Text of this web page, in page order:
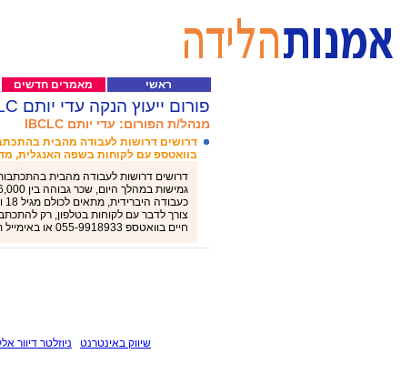
מאמרים חדשים ראשי
פורום ייעוץ הנקה עדי יותם IBCLC
מנהל/ת הפורום: עדי יותם IBCLC
דרושים דרושות לעבודה מהבית
בוואטספ עם לקוחות בשפה האנגלית,
דרושים דרושות לעבודה מהבית
צורך לדבר עם לקוחות בטלפון, רק
חיים בוואטספ 055-9918933 או באימייל allwhatyouneed2024@gmail.com
שיווק באינטרנט ניוזלטר דיוור